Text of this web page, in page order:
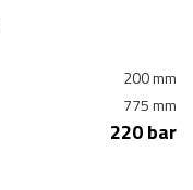
200 mm
775 mm
220 bar